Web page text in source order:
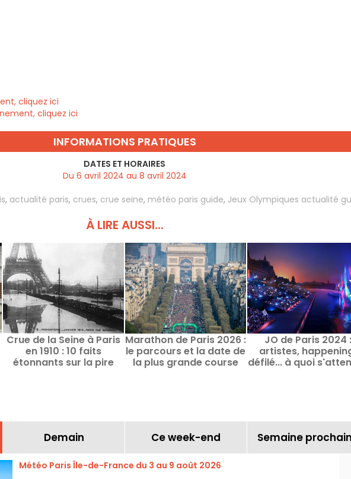
cliquez ici
cliquez ici
INFORMATIONS PRATIQUES
DATES ET HORAIRES
Du 6 avril 2024 au 8 avril 2024
, actualité paris, crues, crue seine, météo paris guide, Jeux Olympiques actualité
À LIRE AUSSI...
Crue de la Seine à Paris
en 1910 : 10 faits
étonnants sur la pire
Marathon de Paris 2026 :
le parcours et la date de
la plus grande course
JO de Paris 2024 :
artistes,
défilé... à quoi
Demain Ce week-end Semaine
Météo Paris Île-de-France du 3 au 9 août 2026